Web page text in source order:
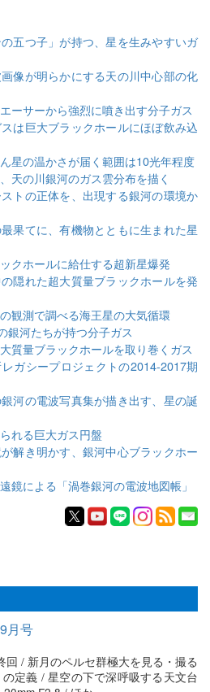
の五つ子」が持つ、星を生みやすいガ
像が明らかにする天の川中心部の化
ーサーから強烈に噴き出す分子ガス
は巨大ブラックホールにほぼ飲み込
星の温かさが届く範囲は10光年程度
天の川銀河のガス雲分布を描く
トの正体を、出現する銀河の環境か
果てに、有機物とともに生まれた星
クホールに給仕する超新星爆発
隠れた超大質量ブラックホールを発
観測で調べる海王星の大気循環
銀河たちが持つ分子ガス
質量ブラックホールを取り巻くガス
ガシープロジェクトの2014-2017期
河の電波写真集が描き出す、星の誕
れる巨大ガス円盤
解き明かす、銀河中心ブラックホー
鏡による「渦巻銀河の電波地図帳」
月号
回 / 新月のペルセ群極大を見る・撮る
定義 / 星空の下で深呼吸する天文台